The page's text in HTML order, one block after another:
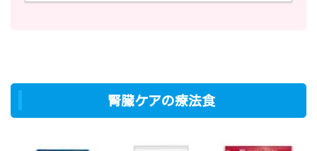
腎臓ケアの療法食